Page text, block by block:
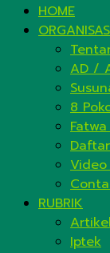
HOME
AD /
8
Fatwa
Video
RUBRIK
Artikel
Iptek